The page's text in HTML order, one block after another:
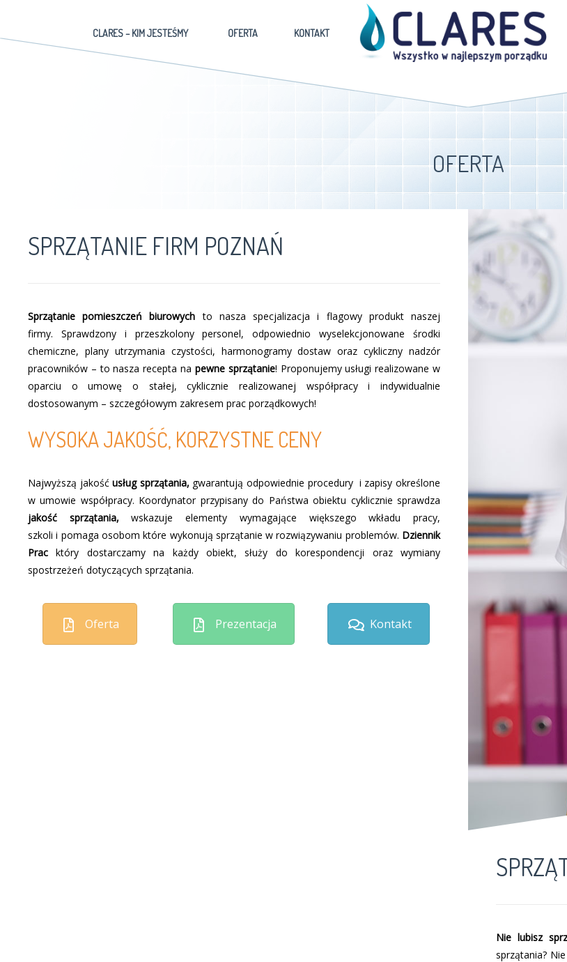
CLARES – KIM JESTEŚMY OFERTA KONTAKT
OFERTA
SPRZĄTANIE FIRM POZNAŃ
Sprzątanie pomieszczeń biurowych to nasza specjalizacja i flagowy produkt naszej
firmy. Sprawdzony i przeszkolony personel, odpowiednio wyselekcjonowane środki
chemiczne, plany utrzymania czystości, harmonogramy dostaw oraz cykliczny nadzór
pracowników – to nasza recepta na pewne sprzątanie! Proponujemy usługi realizowane w
oparciu o umowę o stałej, cyklicznie realizowanej współpracy i indywidualnie
dostosowanym – szczegółowym zakresem prac porządkowych!
WYSOKA JAKOŚĆ, KORZYSTNE CENY
Najwyższą jakośćusług sprzątania, gwarantują odpowiednie procedury i zapisy określone
w umowie współpracy. Koordynator przypisany do Państwa obiektu cyklicznie sprawdza
jakość sprzątania,wskazuje elementy wymagające większego wkładu pracy,
szkoli i pomaga osobom które wykonują sprzątanie w rozwiązywaniu problemów. Dziennik
Pracktóry dostarczamy na każdy obiekt, służy do korespondencji oraz wymiany
spostrzeżeń dotyczących sprzątania.
Oferta Prezentacja Kontakt
Nie lubisz
sprzątania?